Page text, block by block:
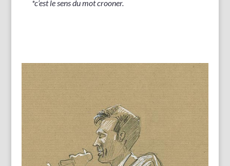
*c’est le sens du mot crooner.